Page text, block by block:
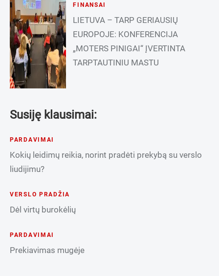
FINANSAI
LIETUVA – TARP GERIAUSIŲ
EUROPOJE: KONFERENCIJA
„MOTERS PINIGAI“ ĮVERTINTA
TARPTAUTINIU MASTU
Susiję klausimai:
PARDAVIMAI
Kokių leidimų reikia, norint pradėti prekybą su verslo
liudijimu?
VERSLO PRADŽIA
Dėl virtų burokėlių
PARDAVIMAI
Prekiavimas mugėje